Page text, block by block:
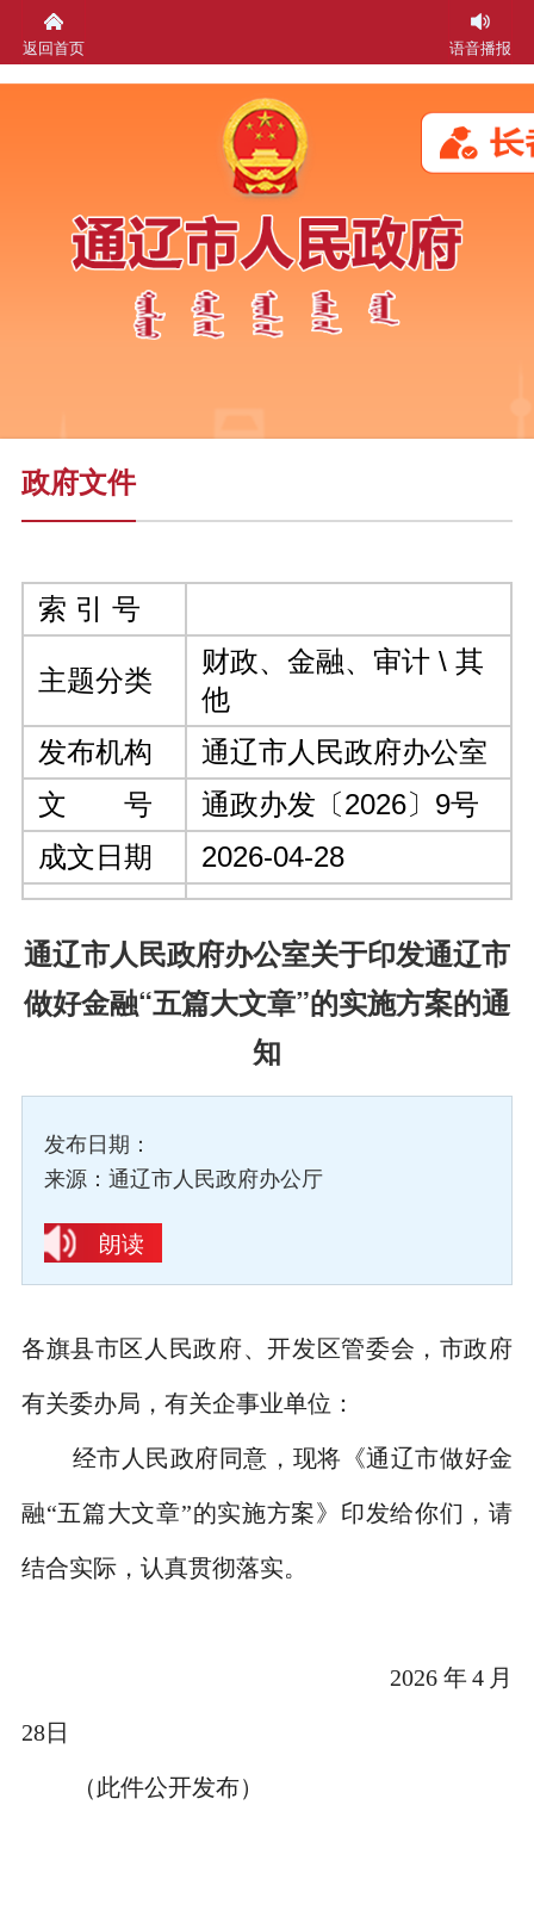
返回首页 语音播报
政府文件
索 引 号
主题分类
财政、金融、审计 \ 其
他
发布机构
通辽市人民政府办公室
文 号
通政办发〔2026〕9号
成文日期
2026-04-28
通辽市人民政府办公室关于印发通辽市
做好金融“五篇大文章”的实施方案的通
知
发布日期：
来源：通辽市人民政府办公厅
朗读
各旗县市区人民政府、开发区管委会，市政府
有关委办局，有关企事业单位：
经市人民政府同意，现将《通辽市做好金
融“五篇大文章”的实施方案》印发给你们，请
结合实际，认真贯彻落实。
2026 年4月
28日
（此件公开发布）